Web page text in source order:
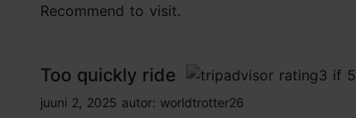
Recommend to visit.
Too quickly ride
tripadvisor rating 3 of 5
juuni 2, 2025 autor: worldtrotter26